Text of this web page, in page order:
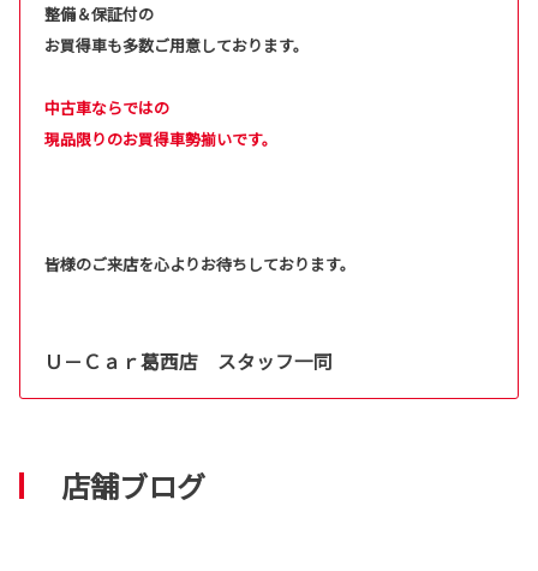
整備＆保証付の
お買得車も多数ご用意しております。
中古車ならではの
現品限りのお買得車勢揃いです。
皆様のご来店を心よりお待ちしております。
Ｕ－Ｃａｒ葛西店 スタッフ一同
店舗ブログ